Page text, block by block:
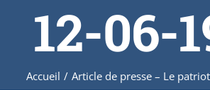
12-06-
Accueil / Article de presse – Le